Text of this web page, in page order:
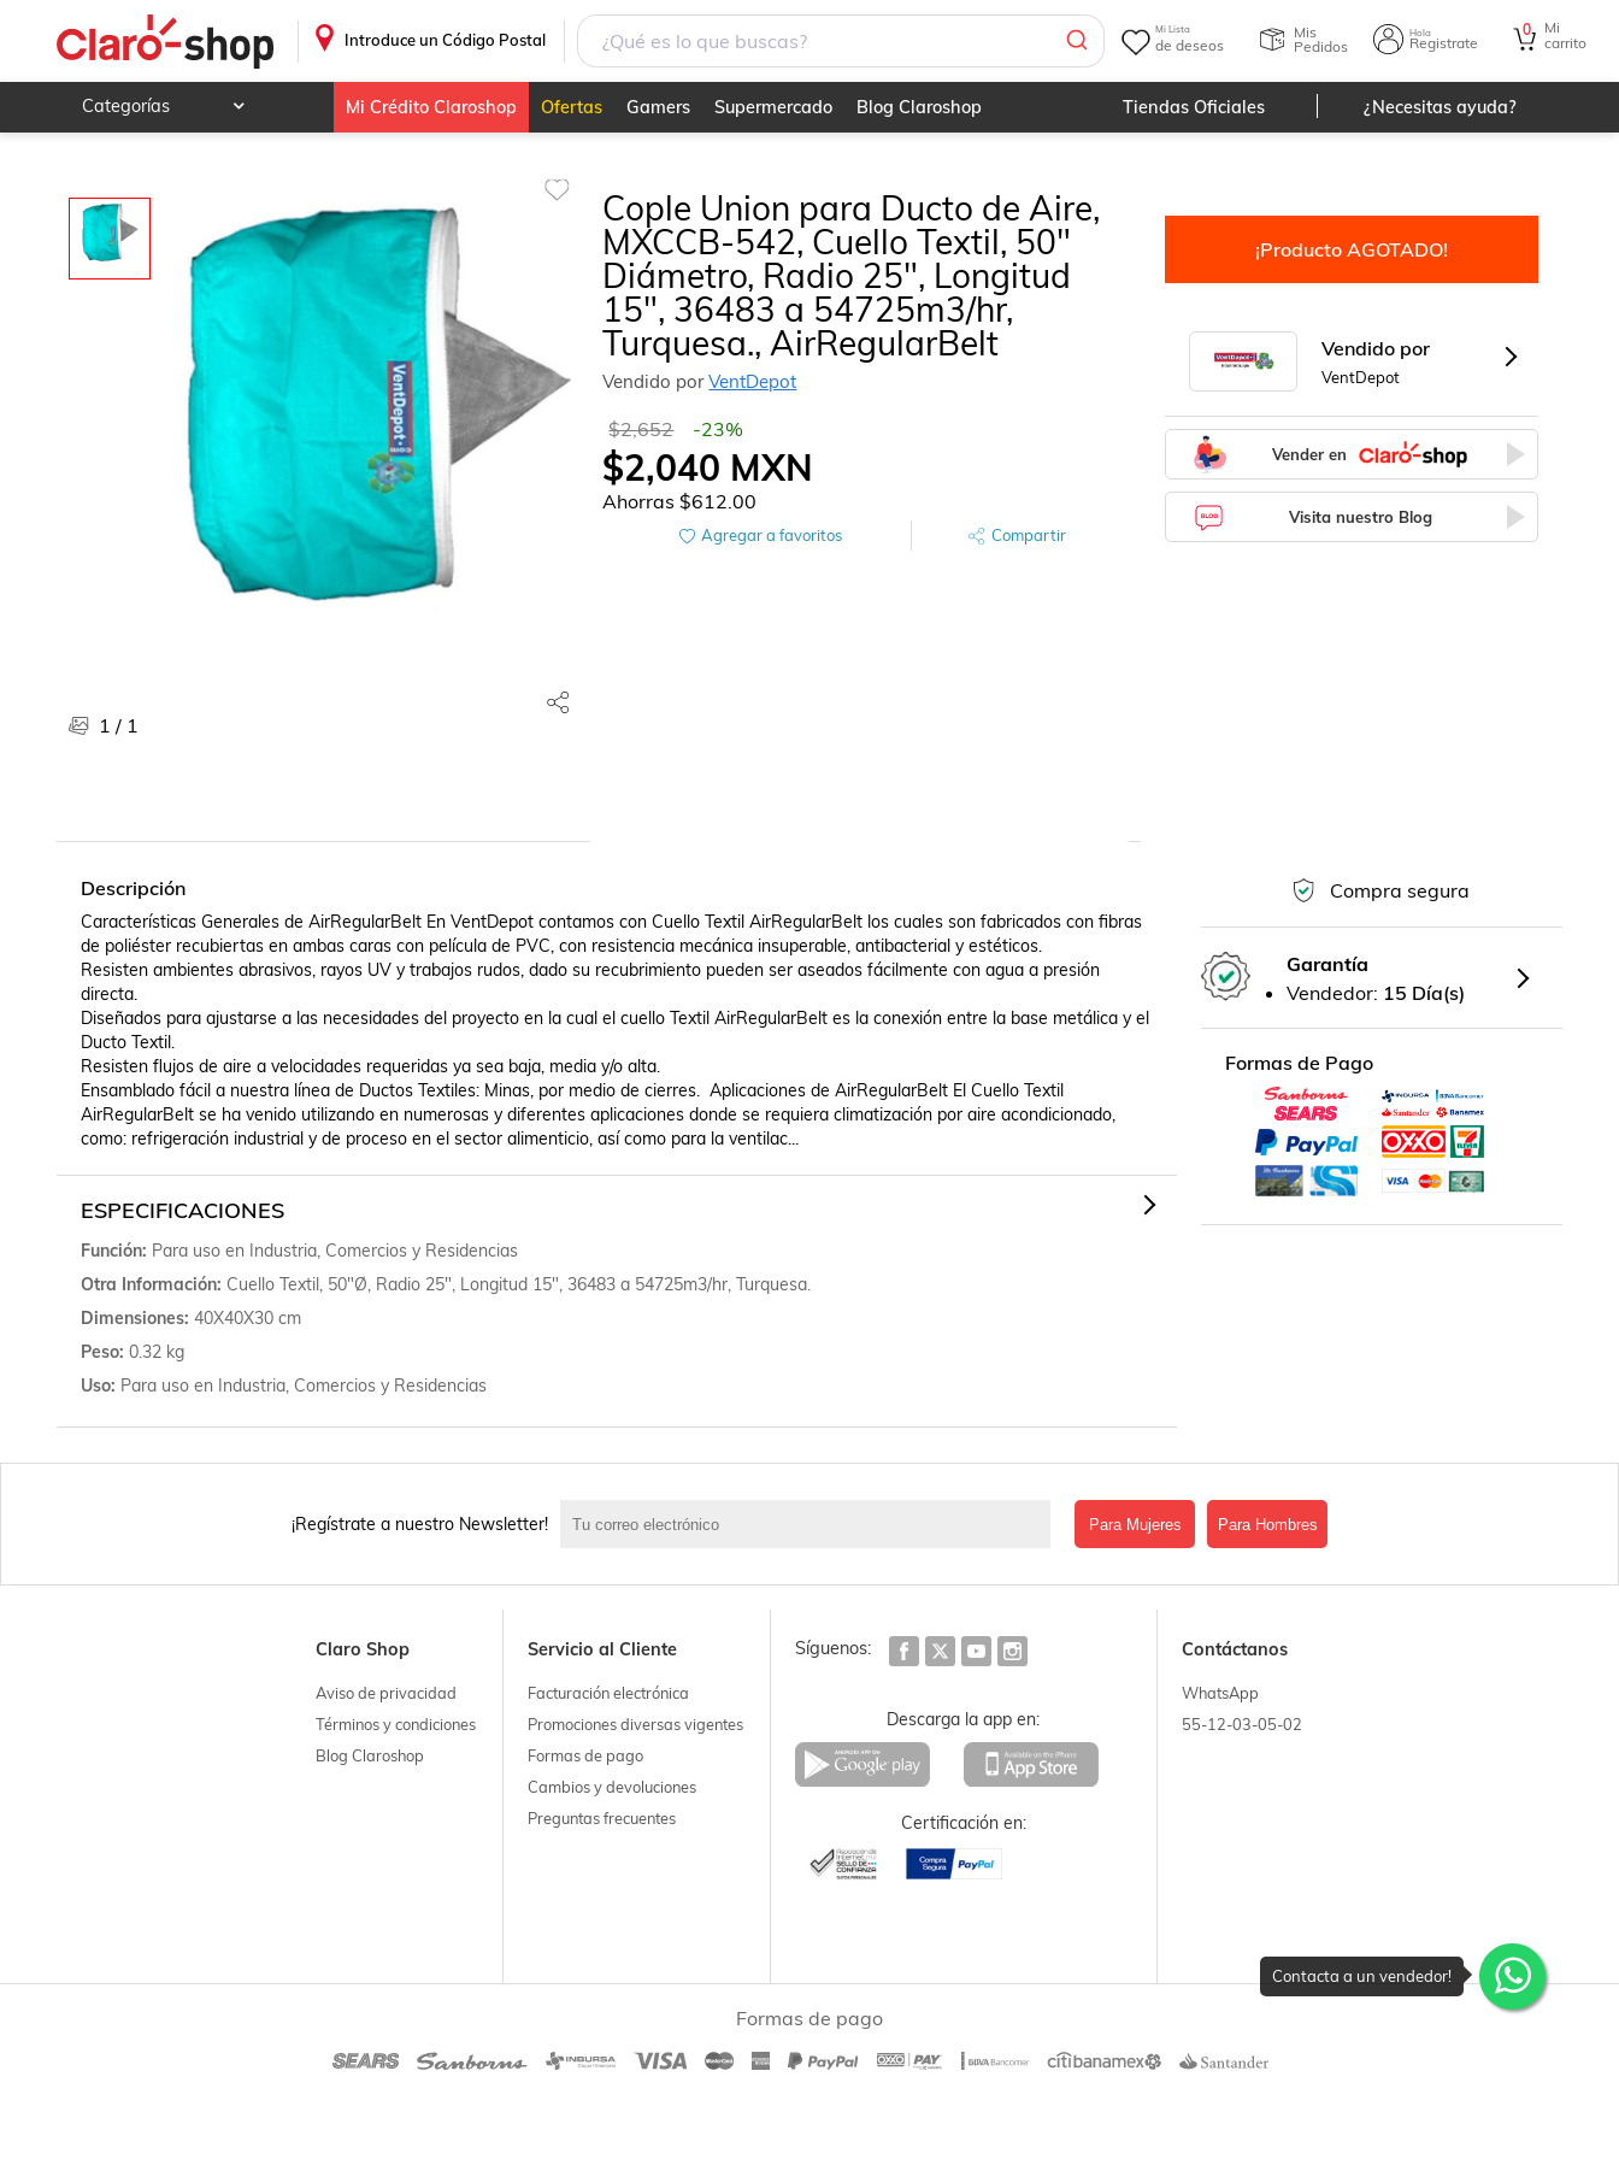
Introduce un Código Postal
Mi Lista
de deseos
Mis
Pedidos
Hola
Registrate
0
Mi
carrito
Categorías
Videojuegos
Hogar y jardín
Deportes y ocio
Ropa, calzado y accesorios
Salud, belleza y cuidado personal
Libros, revistas y comics
Películas, series de tv y música
Farmacia
Mi Crédito Claroshop Ofertas Gamers Supermercado Blog Claroshop Tiendas Oficiales ¿Necesitas ayuda?
1 / 1
Cople Union para Ducto de Aire,
MXCCB-542, Cuello Textil, 50"
Diámetro, Radio 25", Longitud
15", 36483 a 54725m3/hr,
Turquesa., AirRegularBelt
Vendido porVentDepot
$2,652 -23%
$2,040 MXN
Ahorras$612.00
Agregar a favoritos Compartir
¡Producto AGOTADO!
Vendido por
VentDepot
Vender en
Visita nuestro Blog
Descripción
Características Generales de AirRegularBelt En VentDepot contamos con Cuello Textil AirRegularBelt los cuales son fabricados con fibras
de poliéster recubiertas en ambas caras con película de PVC, con resistencia mecánica insuperable, antibacterial y estéticos.
Resisten ambientes abrasivos, rayos UV y trabajos rudos, dado su recubrimiento pueden ser aseados fácilmente con agua a presión
directa.
Diseñados para ajustarse a las necesidades del proyecto en la cual el cuello Textil AirRegularBelt es la conexión entre la base metálica y el
Ducto Textil.
Resisten flujos de aire a velocidades requeridas ya sea baja, media y/o alta.
Ensamblado fácil a nuestra línea de Ductos Textiles: Minas, por medio de cierres.  Aplicaciones de AirRegularBelt El Cuello Textil
AirRegularBelt se ha venido utilizando en numerosas y diferentes aplicaciones donde se requiera climatización por aire acondicionado,
como: refrigeración industrial y de proceso en el sector alimenticio, así como para la ventilac...
ESPECIFICACIONES
Función Para uso en Industria, Comercios y Residencias
Otra Información Cuello Textil, 50"Ø, Radio 25", Longitud 15", 36483 a 54725m3/hr, Turquesa.
Dimensiones 40X40X30 cm
Peso 0.32 kg
Uso Para uso en Industria, Comercios y Residencias
Compra segura
Garantía
Vendedor: 15 Día(s)
Formas de Pago
Contacta a un vendedor!
¡Regístrate a nuestro Newsletter! Para Mujeres Para Hombres
Claro Shop
Aviso de privacidad
Términos y condiciones
Blog Claroshop
Servicio al Cliente
Facturación electrónica
Promociones diversas vigentes
Formas de pago
Cambios y devoluciones
Preguntas frecuentes
Síguenos:
Descarga la app en:
Certificación en:
Contáctanos
WhatsApp
55-12-03-05-02
Formas de pago
Cople Union para Ducto de Aire, MXCCB-542, Cuello Textil, 50" Diámetro, Radio 25", Longitud 15", 36483 a 54725m3/hr, Turquesa., AirRegularBelt